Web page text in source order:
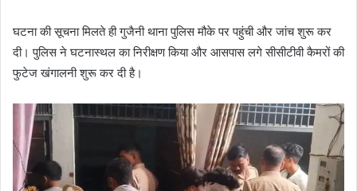
घटना की सूचना मिलते ही गुजैनी थाना पुलिस मौके पर पहुंची और जांच शुरू कर
दी। पुलिस ने घटनास्थल का निरीक्षण किया और आसपास लगे सीसीटीवी कैमरों की
फुटेज खंगालनी शुरू कर दी है।